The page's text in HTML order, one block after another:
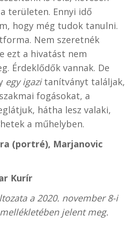
területen. Ennyi idő
hogy még tudok tanulni.
Nem szeretnék
ezt a hivatást nem
Érdeklődők vannak. De
egy igazitanítványt találjak,
fogásokat, a
hátha lesz valaki,
a műhelyben.
(portré), Marjanovic
Kurír
a 2020. november 8-i
jelent meg.